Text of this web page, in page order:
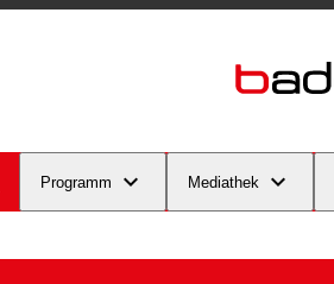
Programm Mediathek